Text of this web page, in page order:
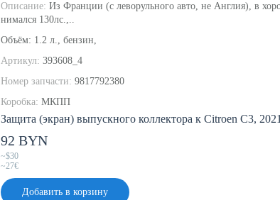
Защита (экран) выпускного коллектора к Citroen C3,
Описание: Из Франции (с леворульного авто, не Англия), в
нимался 130лс.,..
Объём: 1.2 л., бензин,
Артикул: 393608_4
Номер запчасти: 9817792380
Коробка: МКПП
92 BYN
~$30
~27€
Добавить в корзину